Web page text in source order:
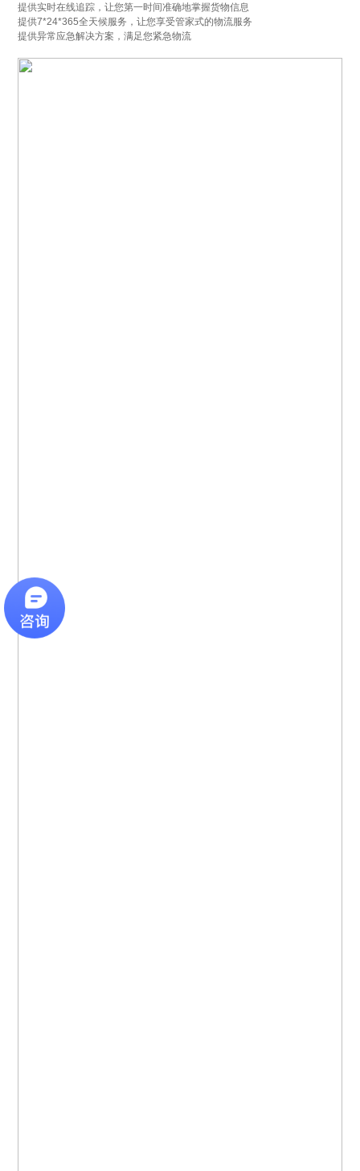
提供实时在线追踪，让您第一时间准确地掌握货物信息
提供7*24*365全天候服务，让您享受管家式的物流服务
提供异常应急解决方案，满足您紧急物流